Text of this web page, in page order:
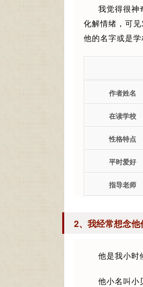
我觉得很神
化解情绪，可
他的名字或是
作者姓名
在读学校
性格特点
平时爱好
指导老师
2、我经常想念
他是我小时
他小名叫小